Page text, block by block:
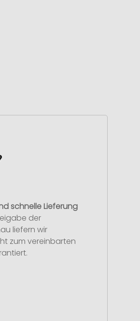
schnelle Lieferung
der
liefern wir
zum vereinbarten